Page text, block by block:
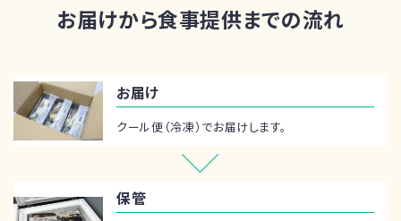
お届けから食事提供までの流れ
お届け
クール便（冷凍）でお届けします。
保管